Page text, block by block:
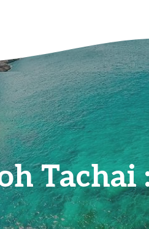
Tachai